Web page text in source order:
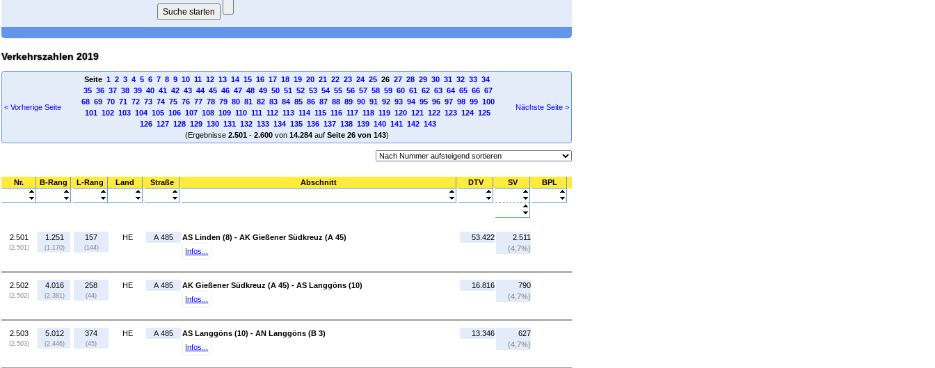
Verkehrszahlen 2019
< Vorherige Seite
Seite 1 2 3 4 5 6 7 8 9 10 11 12 13 14 15 16 17 18 19 20 21 22 23 24 2526 27 28 29 30 31 32 33 34
35 36 37 38 39 40 41 42 43 44 45 46 47 48 49 50 51 52 53 54 55 56 57 58 59 60 61 62 63 64 65 66 67
68 69 70 71 72 73 74 75 76 77 78 79 80 81 82 83 84 85 86 87 88 89 90 91 92 93 94 95 96 97 98 99 100
101 102 103 104 105 106 107 108 109 110 111 112 113 114 115 116 117 118 119 120 121 122 123 124 125
126 127 128 129 130 131 132 133 134 135 136 137 138 139 140 141 142 143
(Ergebnisse 2.501- 2.600von 14.284auf Seite 26 von 143)
Nächste Seite >
Nr. B-Rang L-Rang Land Straße Abschnitt DTV SV BPL
2.501
(2.501)
1.251
(1.170)
157
(144)
HE A 485
AS Linden (8) - AK Gießener Südkreuz (A 45)
Infos...
53.422
2.511
(4,7%)
2.502
(2.502)
4.016
(2.381)
258
(44)
HE A 485
AK Gießener Südkreuz (A 45) - AS Langgöns (10)
Infos...
16.816
790
(4,7%)
2.503
(2.503)
5.012
(2.446)
374
(45)
HE A 485
AS Langgöns (10) - AN Langgöns (B 3)
Infos...
13.346
627
(4,7%)